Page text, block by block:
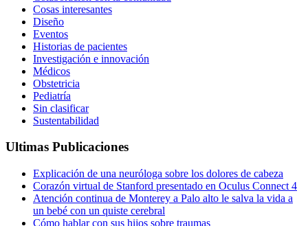
Cosas interesantes
Diseño
Eventos
Historias de pacientes
Investigación e innovación
Médicos
Obstetricia
Pediatría
Sin clasificar
Sustentabilidad
Ultimas Publicaciones
Explicación de una neuróloga sobre los dolores de cabeza
Corazón virtual de Stanford presentado en Oculus Connect 4
Atención continua de Monterey a Palo alto le salva la vida a
un bebé con un quiste cerebral
Cómo hablar con sus hijos sobre traumas